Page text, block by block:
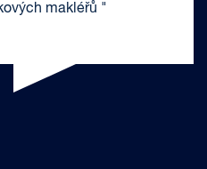
makléřů "